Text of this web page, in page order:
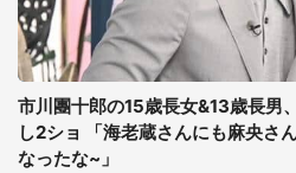
市川團十郎の15歳長女&13歳長男
し2ショ 「海老蔵さんにも麻央さ
なったな~」